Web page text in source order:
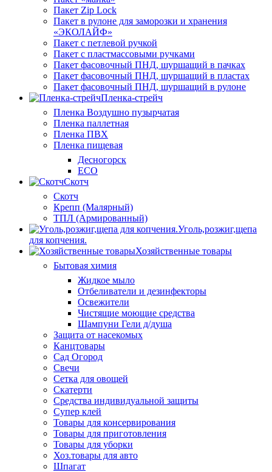
Пакет Zip Lock
Пакет в рулоне для заморозки и хранения
«ЭКОЛАЙФ»
Пакет с петлевой ручкой
Пакет с пластмассовыми ручками
Пакет фасовочный ПНД, шуршащий в пачках
Пакет фасовочный ПНД, шуршащий в пластах
Пакет фасовочный ПНД, шуршащий в рулоне
Пленка-стрейч
Пленка Воздушно пузырчатая
Пленка паллетная
Пленка ПВХ
Пленка пищевая
Десногорск
ECO
Скотч
Скотч
Крепп (Малярный)
ТПЛ (Армированный)
Уголь,розжиг,щепа
для копчения.
Хозяйственные товары
Бытовая химия
Жидкое мыло
Отбеливатели и дезинфекторы
Освежители
Чистящие моющие средства
Шампуни Гели д/душа
Защита от насекомых
Канцтовары
Сад Огород
Свечи
Сетка для овощей
Скатерти
Средства индивидуальной защиты
Супер клей
Товары для консервирования
Товары для приготовления
Товары для уборки
Хоз.товары для авто
Шпагат